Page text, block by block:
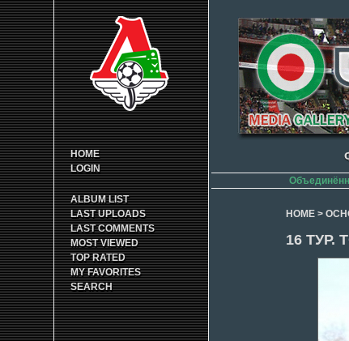
HOME
LOGIN
ALBUM LIST
LAST UPLOADS
LAST COMMENTS
MOST VIEWED
TOP RATED
MY FAVORITES
SEARCH
HOME>
16 ТУР.